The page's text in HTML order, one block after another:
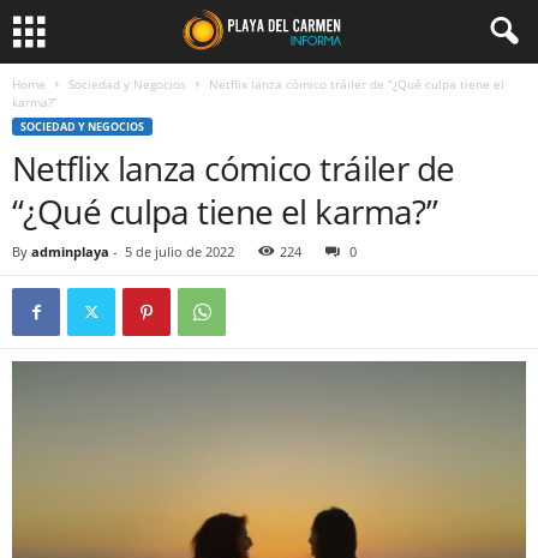
Home Sociedad y Negocios
Netflix lanza cómico tráiler de “¿Qué culpa tiene el
karma?”
SOCIEDAD Y NEGOCIOS
Netflix lanza cómico tráiler de
“¿Qué culpa tiene el karma?”
By adminplaya - 5 de julio de 2022 224 0